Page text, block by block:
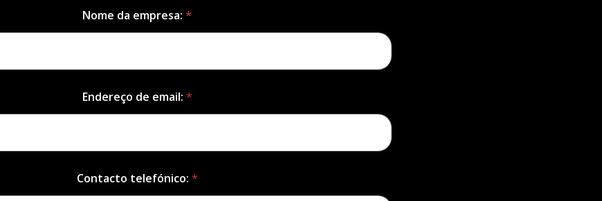
Nome da empresa: *
Endereço de email: *
Contacto telefónico: *